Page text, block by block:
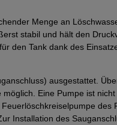
Menge an
stabil und hält den
den Tank dank des
ausgestattet.
Eine Pumpe ist
des
Installation des